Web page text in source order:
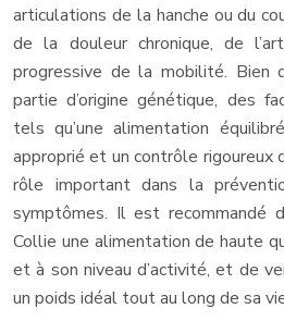
articulations de la hanche ou du
de la douleur chronique, de
progressive de la mobilité. Bien
partie d’origine génétique, des
tels qu’une alimentation
approprié et un contrôle rigoureux
rôle important dans la
symptômes. Il est recommandé
Collie une alimentation de haute
et à son niveau d’activité, et de
un poids idéal tout au long de sa